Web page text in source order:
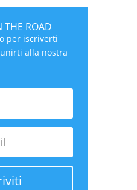
THE ROAD
per iscriverti
alla nostra